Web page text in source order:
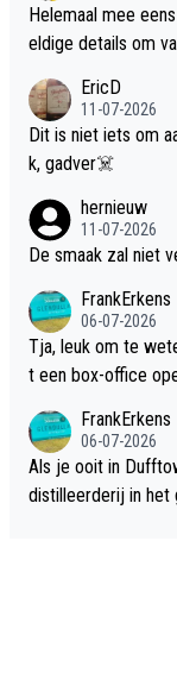
Helemaal mee
eldige details om
EricD
11-07-2026
Dit is niet iets om
k, gadver☠️
hernieuw
11-07-2026
De smaak zal niet
FrankErkens
06-07-2026
Tja, leuk om te
t een box-office
FrankErkens
06-07-2026
Als je ooit in
distilleerderij in het gebied